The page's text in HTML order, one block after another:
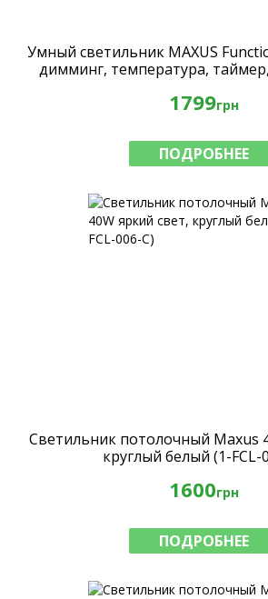
Умный светильник MAXUS
димминг, температура,
1799грн
ПОДРОБНЕЕ
Светильник потолочный Maxus
круглый белый (1-FCL-
1600грн
ПОДРОБНЕЕ